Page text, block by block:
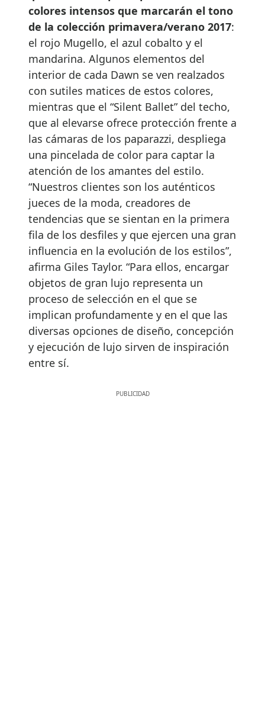
colores intensos que marcarán el tono
de la colección primavera/verano 2017:
el rojo Mugello, el azul cobalto y el
mandarina. Algunos elementos del
interior de cada Dawn se ven realzados
con sutiles matices de estos colores,
mientras que el “Silent Ballet” del techo,
que al elevarse ofrece protección frente a
las cámaras de los paparazzi, despliega
una pincelada de color para captar la
atención de los amantes del estilo.
“Nuestros clientes son los auténticos
jueces de la moda, creadores de
tendencias que se sientan en la primera
fila de los desfiles y que ejercen una gran
influencia en la evolución de los estilos”,
afirma Giles Taylor. “Para ellos, encargar
objetos de gran lujo representa un
proceso de selección en el que se
implican profundamente y en el que las
diversas opciones de diseño, concepción
y ejecución de lujo sirven de inspiración
entre sí.